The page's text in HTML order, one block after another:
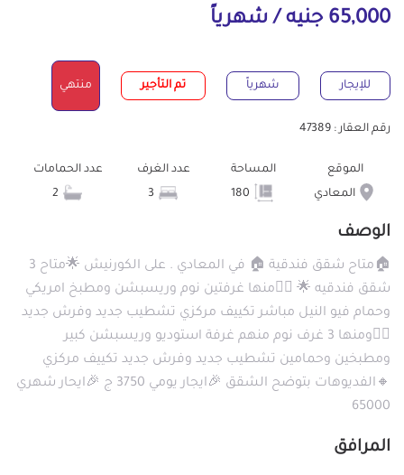
65,000 جنيه / شهرياً
للإيجار شهرياً تم التأجير منتهي
رقم العقار : 47389
الموقع
المعادي
المساحة
عدد الغرف
عدد الحمامات
الوصف
🏠متاح شقق فندقية 🏠 في المعادي . على الكورنيش 🌟متاح 3
شقق فندقيه 🌟 👈🏻منها غرفتين نوم وريسبشن ومطبخ امريكي
وحمام فيو النيل مباشر تكييف مركزي تشطيب جديد وفرش جديد
👈🏻ومنها 3 غرف نوم منهم غرفة استوديو وريسبشن كبير
ومطبخين وحمامين تشطيب جديد وفرش جديد تكييف مركزي
🔸الفديوهات بتوضح الشقق 🎉ايجار يومي 3750 ج 🎉ايحار شهري
65000
المرافق